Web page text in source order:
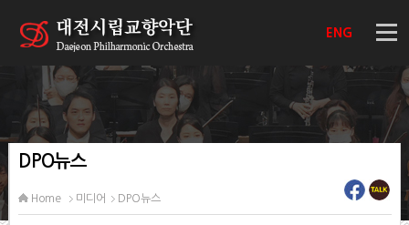
ENG
DPO뉴스
Home 미디어 DPO뉴스